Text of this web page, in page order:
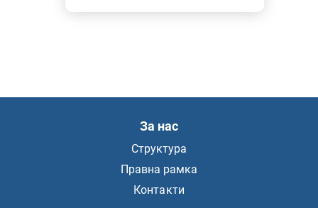
За нас
Структура
Правна рамка
Контакти